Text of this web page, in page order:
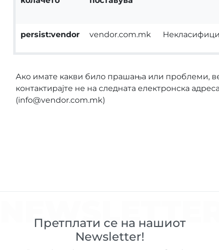
persist:vendor vendor.com.mk
Ако имате какви било прашања или проблеми,
контактирајте не на следната електронска
(info@vendor.com.mk)
Претплати се на нашиот
Newsletter!